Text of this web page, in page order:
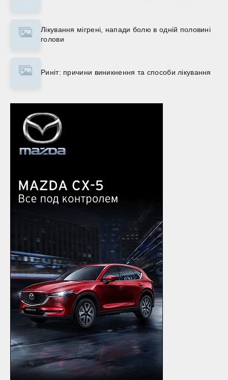
Лікування мігрені, напади болю в одній половині
голови
Риніт: причини виникнення та способи лікування